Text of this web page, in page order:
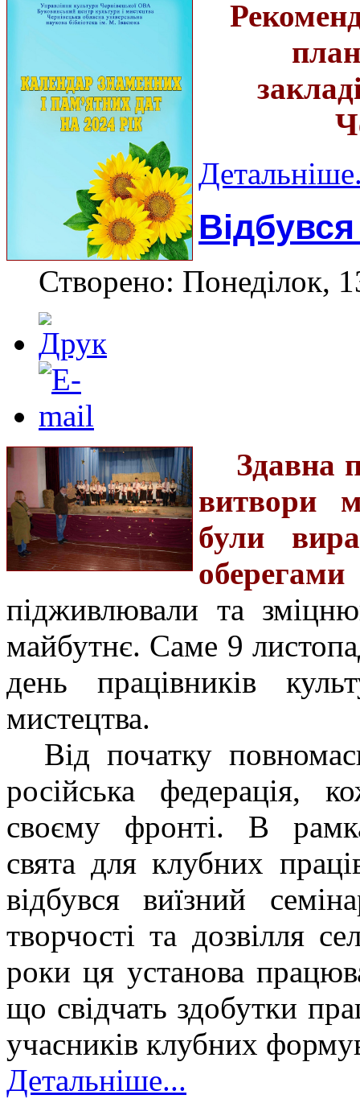
Створено: Понеділок,
Здавна
витвори
були
підживлювали та
майбутнє. Саме 9
день працівників
мистецтва.
Від початку
російська федерація,
своєму фронті. В
свята для клубних
відбувся виїзний
творчості та дозвілля
рокиця установа
що свідчать здобутки
учасників клубних
Детальніше...